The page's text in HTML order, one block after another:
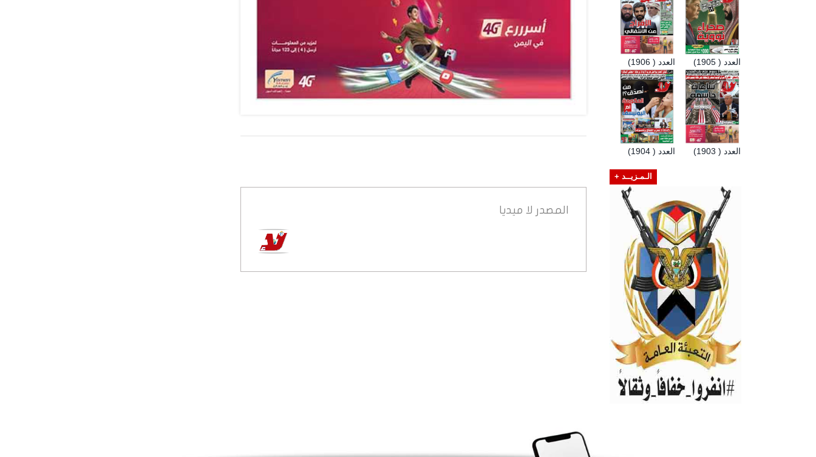
المصدر لا ميديا
العدد ( 1906) العدد ( 1905)
العدد ( 1904) العدد ( 1903)
الـمـزيــد +